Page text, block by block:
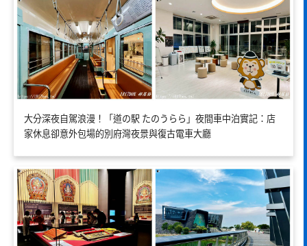
大分深夜自駕浪漫！「道の駅 たのうらら」夜間車中泊實記：店
家休息卻意外包場的別府灣夜景與復古電車大廳